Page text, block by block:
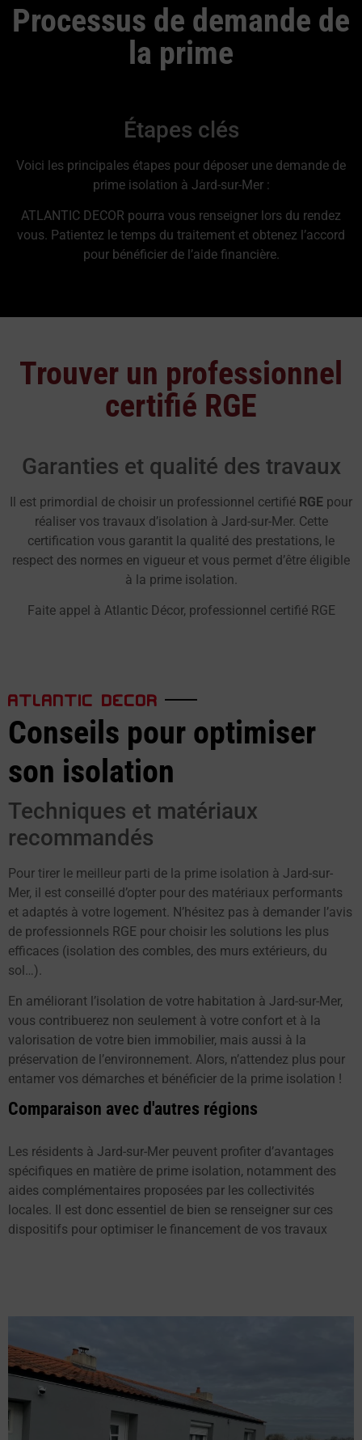
Processus de demande de
la prime
Étapes clés
Voici les principales étapes pour déposer une demande de
prime isolation à Jard-sur-Mer :
ATLANTIC DECOR pourra vous renseigner lors du rendez
vous. Patientez le temps du traitement et obtenez l’accord
pour bénéficier de l’aide financière.
Trouver un professionnel
certifié RGE
Garanties et qualité des travaux
Il est primordial de choisir un professionnel certifié RGE pour
réaliser vos travaux d’isolation à Jard-sur-Mer. Cette
certification vous garantit la qualité des prestations, le
respect des normes en vigueur et vous permet d’être éligible
à la prime isolation.
Faite appel à Atlantic Décor, professionnel certifié RGE
ATLANTIC DECOR
Conseils pour optimiser
son isolation
Techniques et matériaux
recommandés
Pour tirer le meilleur parti de la prime isolation à Jard-sur-
Mer, il est conseillé d’opter pour des matériaux performants
et adaptés à votre logement. N’hésitez pas à demander l’avis
de professionnels RGE pour choisir les solutions les plus
efficaces (isolation des combles, des murs extérieurs, du
sol…).
En améliorant l’isolation de votre habitation à Jard-sur-Mer,
vous contribuerez non seulement à votre confort et à la
valorisation de votre bien immobilier, mais aussi à la
préservation de l’environnement. Alors, n’attendez plus pour
entamer vos démarches et bénéficier de la prime isolation !
Comparaison avec d'autres régions
Les résidents à Jard-sur-Mer peuvent profiter d’avantages
spécifiques en matière de prime isolation, notamment des
aides complémentaires proposées par les collectivités
locales. Il est donc essentiel de bien se renseigner sur ces
dispositifs pour optimiser le financement de vos travaux